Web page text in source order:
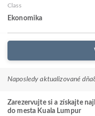
Class
Ekonomika
Naposledy aktualizované dňa
Zarezervujte si a získajte
do mesta Kuala Lumpur